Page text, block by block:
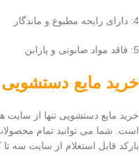
4: دارای رایحه مطبوع و ماندگار
5: فاقد مواد صابونی و پارابن
خرید مایع
خرید مایع دستشویی تنها از سایت
است. شما می توانید تمام
بارکد قابل استعلام از سایت سه تا